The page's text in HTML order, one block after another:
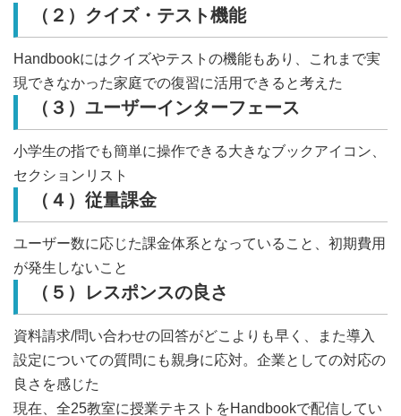
（２）クイズ・テスト機能
Handbookにはクイズやテストの機能もあり、これまで実
現できなかった家庭での復習に活用できると考えた
（３）ユーザーインターフェース
小学生の指でも簡単に操作できる大きなブックアイコン、
セクションリスト
（４）従量課金
ユーザー数に応じた課金体系となっていること、初期費用
が発生しないこと
（５）レスポンスの良さ
資料請求/問い合わせの回答がどこよりも早く、また導入
設定についての質問にも親身に応対。企業としての対応の
良さを感じた
現在、全25教室に授業テキストをHandbookで配信してい